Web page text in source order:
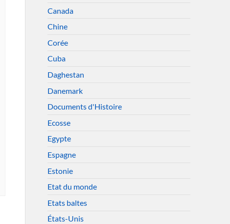
Canada
Chine
Corée
Cuba
Daghestan
Danemark
Documents d'Histoire
Ecosse
Egypte
Espagne
Estonie
Etat du monde
Etats baltes
États-Unis